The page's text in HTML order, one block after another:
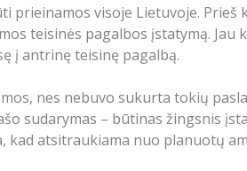
prieinamos visoje Lietuvoje.
teisinės pagalbos įstatymą.
į antrinę teisinę pagalbą.
nes nebuvo sukurta tokių
sudarymas – būtinas žingsnis
kad atsitraukiama nuo planuotų